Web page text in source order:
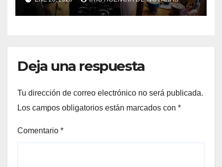
caso Caja Chica
Deja una respuesta
Tu dirección de correo electrónico no será publicada.
Los campos obligatorios están marcados con *
Comentario *